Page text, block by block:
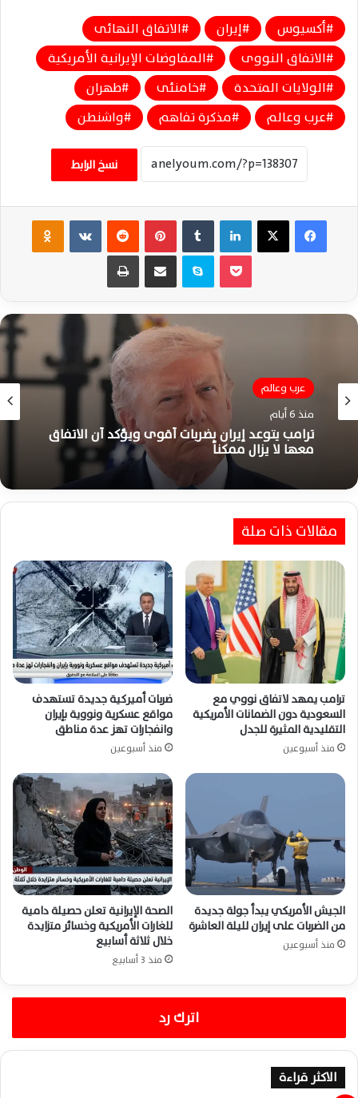
أكسيوس إيران
الاتفاق النهائى
الاتفاق النووى
المفاوضات الإيرانية الأمريكية
الولايات المتحدة
خامنئى
طهران
عرب وعالم
مذكرة تفاهم واشنطن
نسخ الرابط
فيسبوك ‫X لينكدإن بينتيريست ‏VKontakte
سكايب مشاركة عبر البريد طباعة
عرب وعالم
منذ 6 أيام
ترامب يتوعد إيران بضربات أقوى ويؤكد أن الاتفاق
معها لا يزال ممكناً
مقالات ذات صلة
ترامب يمهد لاتفاق نووي مع
السعودية دون الضمانات الأمريكية
التقليدية المثيرة للجدل
منذ أسبوعين
ضربات أميركية جديدة تستهدف
مواقع عسكرية ونووية بإيران
وانفجارات تهز عدة مناطق
منذ أسبوعين
الجيش الأمريكي يبدأ جولة جديدة
من الضربات على إيران لليلة العاشرة
منذ أسبوعين
الصحة الإيرانية تعلن حصيلة دامية
للغارات الأمريكية وخسائر متزايدة
خلال ثلاثة أسابيع
منذ 3 أسابيع
اترك رد
الاكثر قراءة